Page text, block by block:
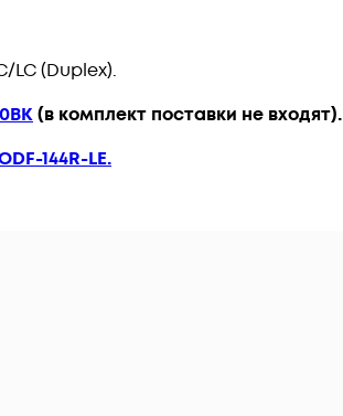
LC (Duplex).
(в комплект поставки не входят).
144R-LE.